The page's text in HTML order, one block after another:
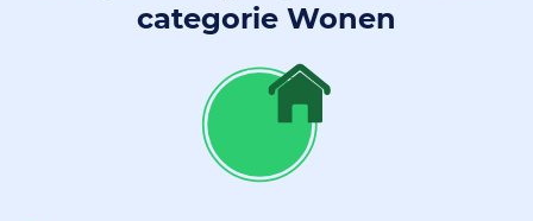
categorie Wonen